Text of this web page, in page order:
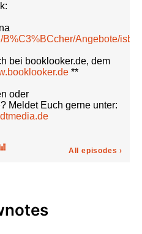
B%C3%BCcher/Angebote/
bei booklooker.de, dem
**
oder
Meldet Euch gerne unter:
All episodes ›